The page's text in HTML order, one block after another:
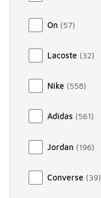
On (57)
Lacoste (32)
Nike (558)
Adidas (561)
Jordan (196)
Converse (39)